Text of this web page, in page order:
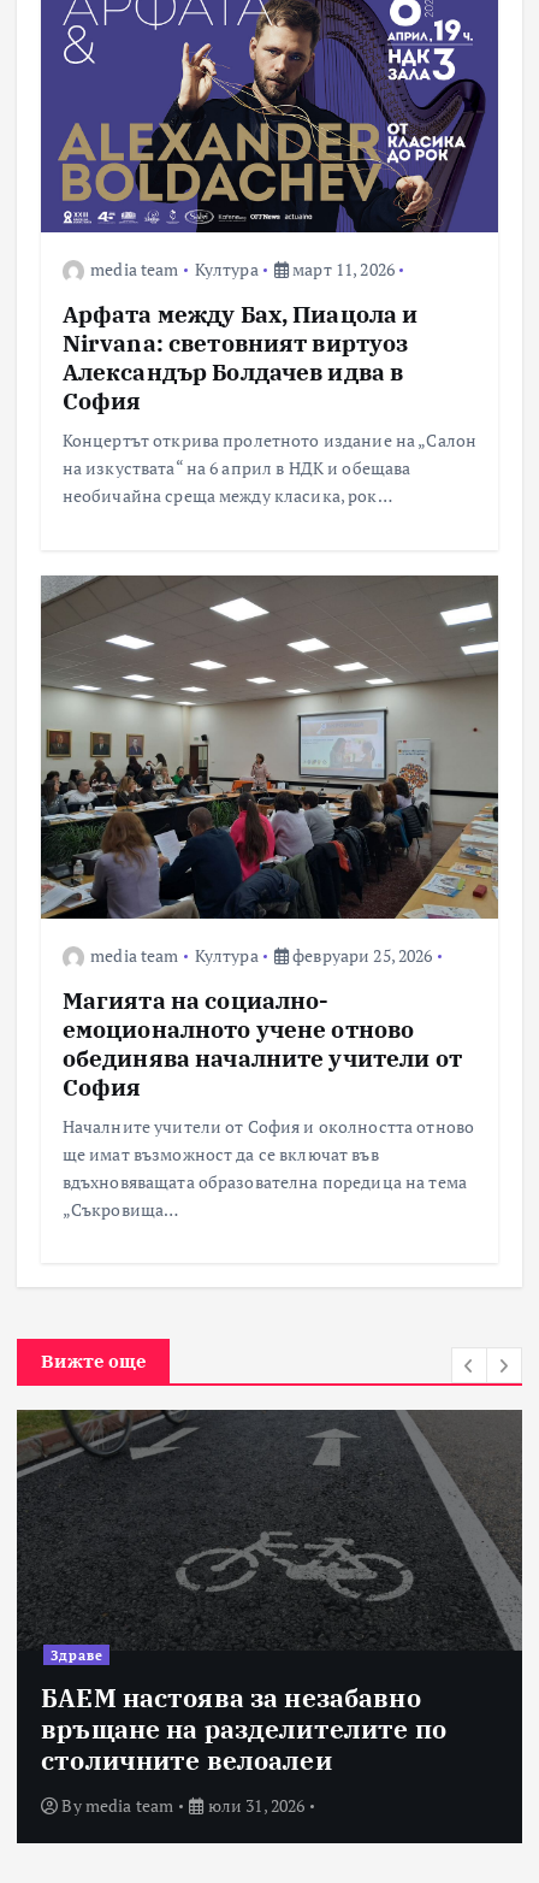
media team Култура март 11, 2026
Арфата между Бах, Пиацола и
Nirvana: световният виртуоз
Александър Болдачев идва в
София
Концертът открива пролетното издание на „Салон
на изкуствата“ на 6 април в НДК и обещава
необичайна среща между класика, рок…
media team Култура февруари 25, 2026
Магията на социално-
емоционалното учене отново
обединява началните учители от
София
Началните учители от София и околността отново
ще имат възможност да се включат във
вдъхновяващата образователна поредица на тема
„Съкровища…
Вижте още
Здраве
избрани сред 140 кандидати за
най-мащабната лятна
програма на Нестле в региона
Bymedia team юли 30, 2026